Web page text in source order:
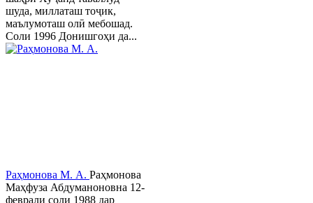
шуда, миллаташ тоҷик,
маълумоташ олӣ мебошад.
Соли 1996 Донишгоҳи да...
Раҳмонова М. А. Раҳмонова
Маҳфуза Абдуманоновна 12-
феврали соли 1988 дар